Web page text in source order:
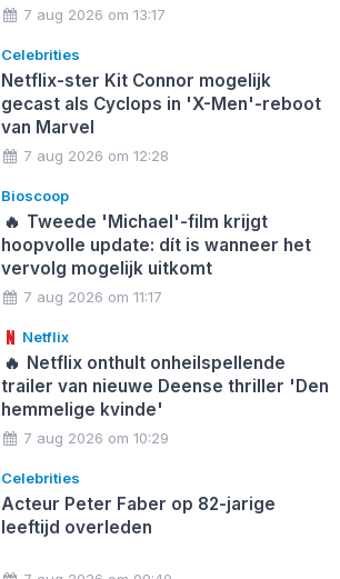
7 aug 2026 om 13:17
Celebrities
Netflix-ster Kit Connor mogelijk
gecast als Cyclops in 'X-Men'-reboot
van Marvel
7 aug 2026 om 12:28
Bioscoop
🔥 Tweede 'Michael'-film krijgt
hoopvolle update: dít is wanneer het
vervolg mogelijk uitkomt
7 aug 2026 om 11:17
Netflix
🔥 Netflix onthult onheilspellende
trailer van nieuwe Deense thriller 'Den
hemmelige kvinde'
7 aug 2026 om 10:29
Celebrities
Acteur Peter Faber op 82-jarige
leeftijd overleden